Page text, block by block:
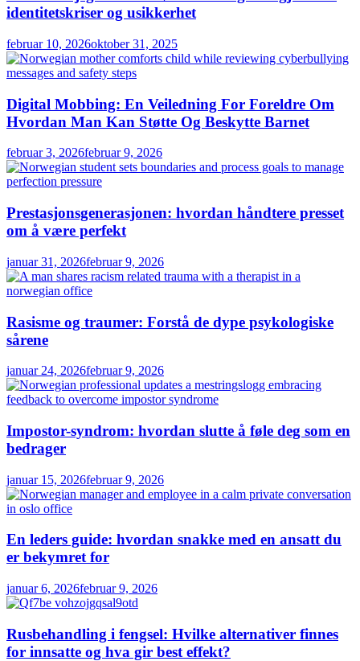
identitetskriser og usikkerhet
februar 10, 2026oktober 31, 2025
Digital Mobbing: En Veiledning For Foreldre Om
Hvordan Man Kan Støtte Og Beskytte Barnet
februar 3, 2026februar 9, 2026
Prestasjonsgenerasjonen: hvordan håndtere presset
om å være perfekt
januar 31, 2026februar 9, 2026
Rasisme og traumer: Forstå de dype psykologiske
sårene
januar 24, 2026februar 9, 2026
Impostor-syndrom: hvordan slutte å føle deg som en
bedrager
januar 15, 2026februar 9, 2026
En leders guide: hvordan snakke med en ansatt du
er bekymret for
januar 6, 2026februar 9, 2026
Rusbehandling i fengsel: Hvilke alternativer finnes
for innsatte og hva gir best effekt?